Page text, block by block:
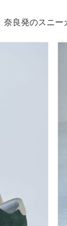
奈良発のスニー